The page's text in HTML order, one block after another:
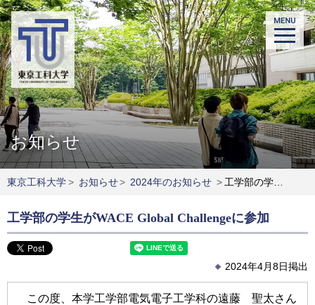
お知らせ
東京工科大学> お知らせ> 2024年のお知らせ > 工学部の学生がWACE Global Challengeに参加
工学部の学生がWACE Global Challengeに参加
2024年4月8日掲出
この度、本学工学部電気電子工学科の遠藤 聖太さん